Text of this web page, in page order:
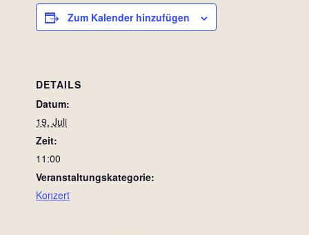
Zum Kalender hinzufügen
DETAILS
Datum:
19. Juli
Zeit:
11:00
Veranstaltungskategorie:
Konzert